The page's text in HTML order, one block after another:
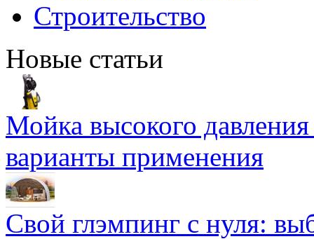
Строительство
Новые статьи
Мойка высокого
варианты применения
Свой глэмпинг с нуля: